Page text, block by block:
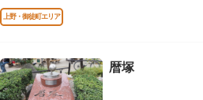
慶寺（しょうけいじ）にあります。
上野・御徒町エリア
暦塚